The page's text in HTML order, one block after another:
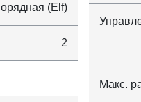
(Elf)
2
Макс.